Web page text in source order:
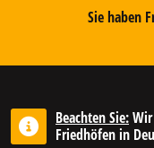
Sie haben
Beachten Sie:
Friedhöfen in